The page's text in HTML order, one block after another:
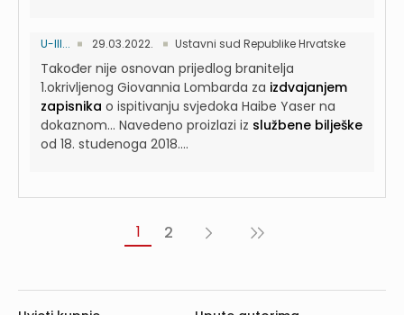
U-III... 29.03.2022. Ustavni sud Republike Hrvatske
Također nije osnovan prijedlog branitelja
1.okrivljenog Giovannia Lombarda za izdvajanjem
zapisnika o ispitivanju svjedoka Haibe Yaser na
dokaznom... Navedeno proizlazi iz službene bilješke
od 18. studenoga 2018....
1 2
Sljedeća
Posljednja